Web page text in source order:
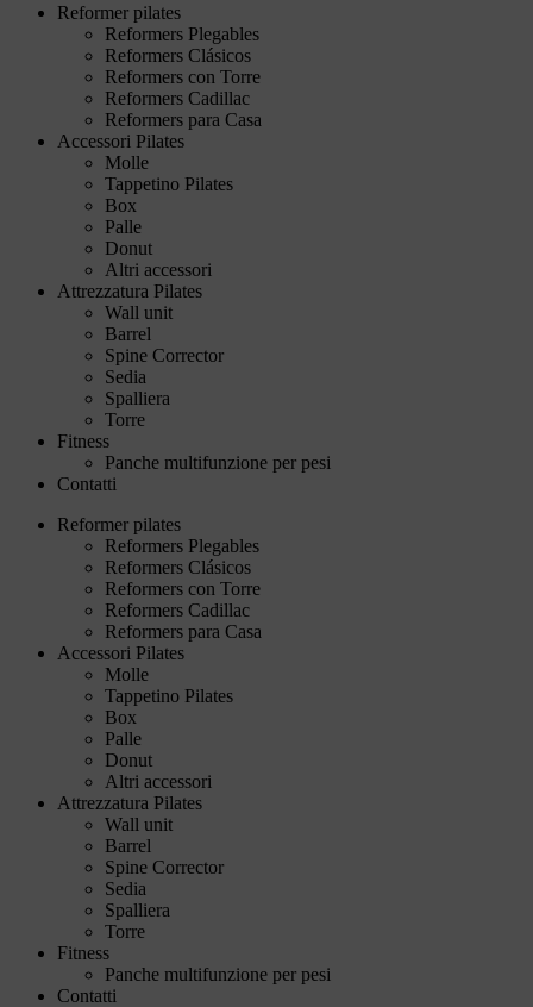
Reformer pilates
Reformers Plegables
Reformers Clásicos
Reformers con Torre
Reformers Cadillac
Reformers para Casa
Accessori Pilates
Molle
Tappetino Pilates
Box
Palle
Donut
Altri accessori
Attrezzatura Pilates
Wall unit
Barrel
Spine Corrector
Sedia
Spalliera
Torre
Fitness
Panche multifunzione per pesi
Contatti
Reformer pilates
Reformers Plegables
Reformers Clásicos
Reformers con Torre
Reformers Cadillac
Reformers para Casa
Accessori Pilates
Molle
Tappetino Pilates
Box
Palle
Donut
Altri accessori
Attrezzatura Pilates
Wall unit
Barrel
Spine Corrector
Sedia
Spalliera
Torre
Fitness
Panche multifunzione per pesi
Contatti